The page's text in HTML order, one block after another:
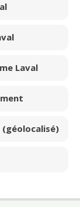
Laval